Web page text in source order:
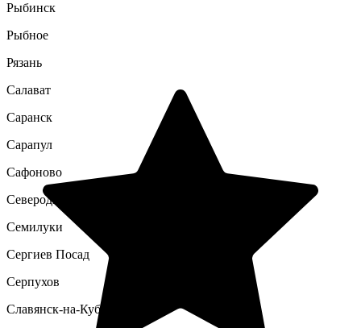
Рыбинск
Рыбное
Рязань
Салават
Саранск
Сарапул
Сафоново
Северодвинск
Семилуки
Сергиев Посад
Серпухов
Славянск-на-Кубани